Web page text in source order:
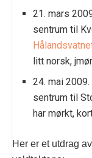
21. mars
sentrum til
litt norsk,
24. mai
sentrum til
har mørkt,
Her er et utdrag